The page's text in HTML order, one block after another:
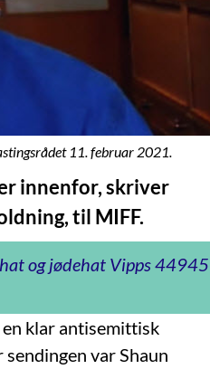
11. februar 2021.
innenfor, skriver
til MIFF.
og jødehat Vipps 44945
klar antisemittisk
var Shaun